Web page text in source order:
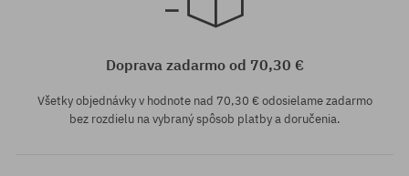
Doprava zadarmo od 70,30 €
Všetky objednávky v hodnote nad 70,30 € odosielame zadarmo
bez rozdielu na vybraný spôsob platby a doručenia.